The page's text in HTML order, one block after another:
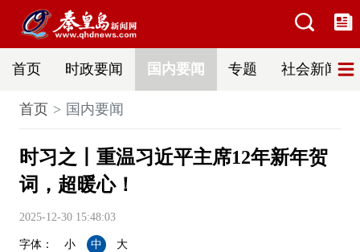
首页 时政要闻 国内要闻 专题 社会新闻
首页 国内要闻
时习之丨重温习近平主席12年新年贺
词，超暖心！
2025-12-30 15:48:03
字体： 小 中 大